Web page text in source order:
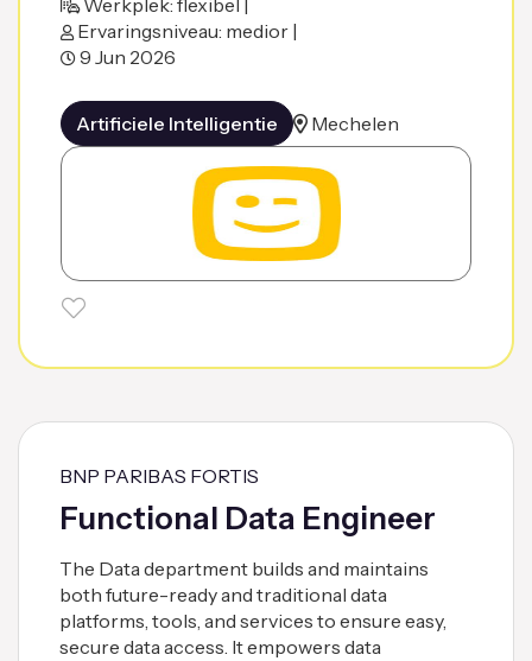
Werkplek: flexibel |
Ervaringsniveau: medior |
9 Jun 2026
Artificiele Intelligentie Mechelen
BNP PARIBAS FORTIS
Functional Data Engineer
The Data department builds and maintains
both future-ready and traditional data
platforms, tools, and services to ensure easy,
secure data access. It empowers data